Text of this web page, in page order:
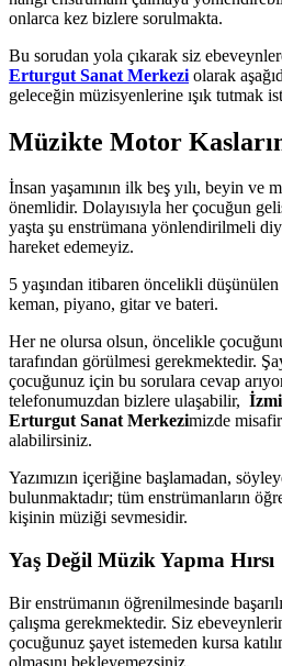
onlarca kez bizlere sorulmakta.
Bu sorudan yola çıkarak siz
Erturgut Sanat Merkezi olarak
geleceğin müzisyenlerine ışık tutmak
Müzikte Motor
İnsan yaşamının ilk beş yılı, beyin ve
önemlidir. Dolayısıyla her çocuğun
yaşta şu enstrümana yönlendirilmeli
hareket edemeyiz.
5 yaşından itibaren öncelikli
keman, piyano, gitar ve bateri.
Her ne olursa olsun, öncelikle
tarafından görülmesi gerekmektedir.
çocuğunuz için bu sorulara cevap
telefonumuzdan bizlere ulaşabilir,
Erturgut Sanat Merkezimizde
alabilirsiniz.
Yazımızın içeriğine başlamadan,
bulunmaktadır; tüm enstrümanların
kişinin müziği sevmesidir.
Yaş Değil Müzik Yapma Hırsı
Bir enstrümanın öğrenilmesinde
çalışma gerekmektedir. Siz
çocuğunuz şayet istemeden kursa
olmasını bekleyemezsiniz.